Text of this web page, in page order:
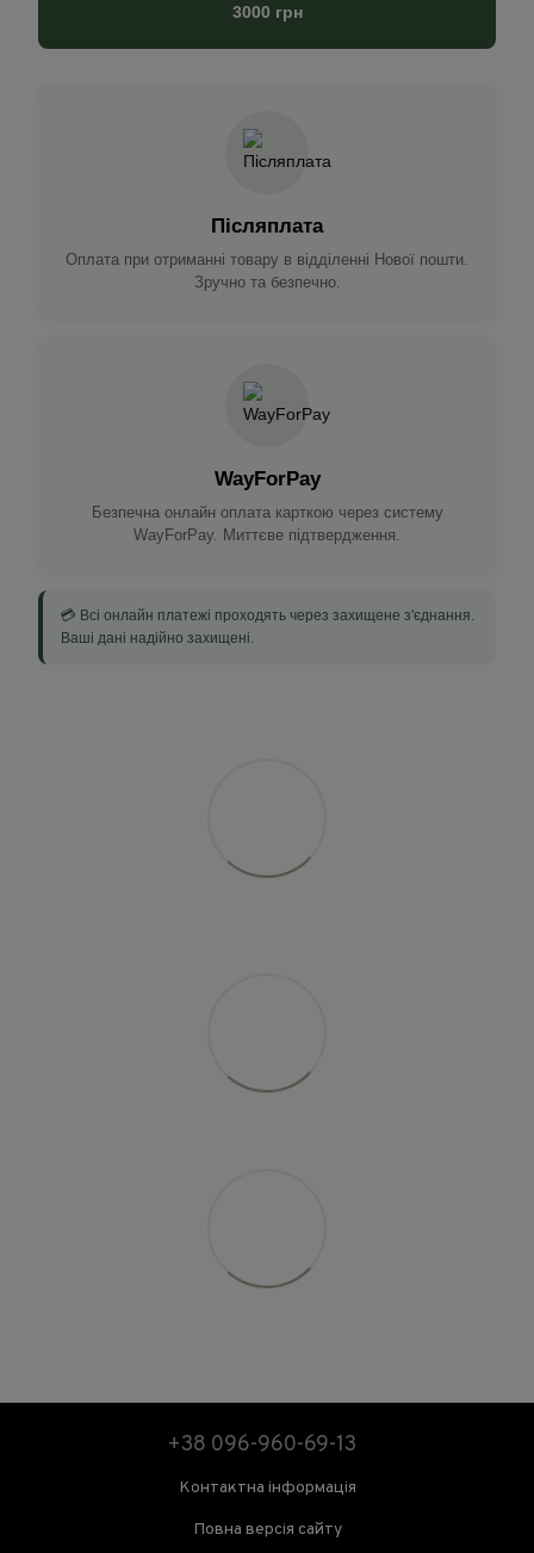
3000 грн
Післяплата
Оплата при отриманні товару в відділенні Нової пошти.
Зручно та безпечно.
WayForPay
Безпечна онлайн оплата карткою через систему
WayForPay. Миттєве підтвердження.
💳 Всі онлайн платежі проходять через захищене з'єднання.
Ваші дані надійно захищені.
+38 096-960-69-13
Контактна інформація
Повна версія сайту